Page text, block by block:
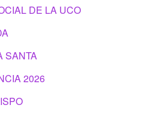
DE LA UCO
SANTA
2026